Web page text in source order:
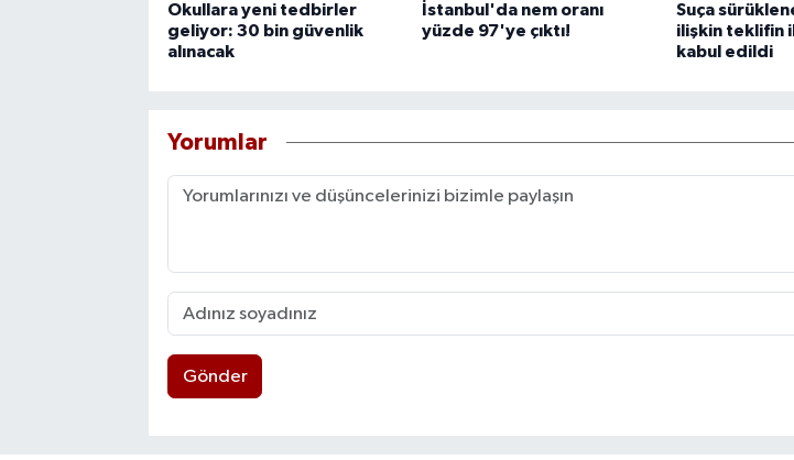
Okullara yeni tedbirler
geliyor: 30 bin güvenlik
alınacak
İstanbul'da nem oranı
yüzde 97'ye çıktı!
Suça
ilişkin teklifin
kabul edildi
Yorumlar
Gönder